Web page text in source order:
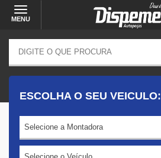
MENU
ESCOLHA O SEU VEICULO:
Selecione a Montadora
Selecione o Veículo